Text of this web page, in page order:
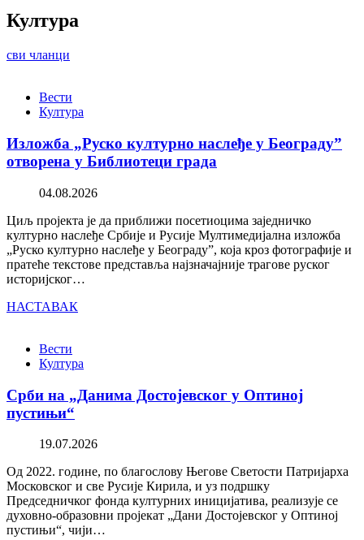
Култура
сви чланци
Вести
Култура
Изложба „Руско културно наслеђе у Београду”
отворена у Библиотеци града
04.08.2026
Циљ пројекта је да приближи посетиоцима заједничко
културно наслеђе Србије и Русије Мултимедијална изложба
„Руско културно наслеђе у Београду”, која кроз фотографије и
пратеће текстове представља најзначајније трагове руског
историјског…
НАСТАВАК
Вести
Култура
Срби на „Данима Достојевског у Оптиној
пустињи“
19.07.2026
Од 2022. године, по благослову Његове Светости Патријарха
Московског и све Русије Кирила, и уз подршку
Председничког фонда културних иницијатива, реализује се
духовно-образовни пројекат „Дани Достојевског у Оптиној
пустињи“, чији…